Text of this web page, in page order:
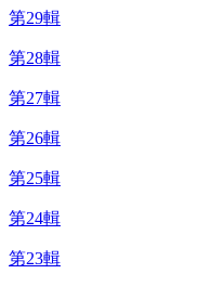
第29輯
第28輯
第27輯
第26輯
第25輯
第24輯
第23輯